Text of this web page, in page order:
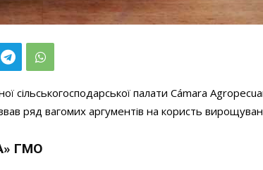
сільськогосподарської палати Cámara
ряд вагомих аргументів на користь
ГМО